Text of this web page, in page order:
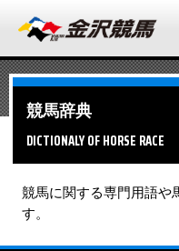
競馬辞典
DICTIONALY OF HORSE RACE
競馬に関する専門用語や
す。